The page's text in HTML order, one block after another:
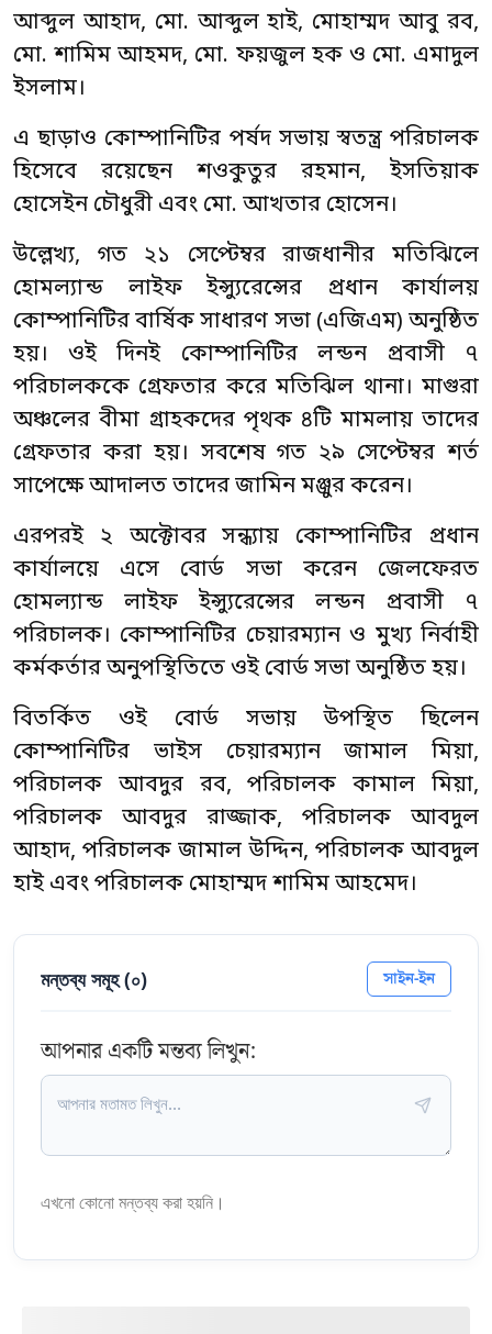
আব্দুল আহাদ, মো. আব্দুল হাই, মোহাম্মদ আবু রব,
মো. শামিম আহমদ, মো. ফয়জুল হক ও মো. এমাদুল
ইসলাম।
এ ছাড়াও কোম্পানিটির পর্ষদ সভায় স্বতন্ত্র পরিচালক
হিসেবে রয়েছেন শওকুতুর রহমান, ইসতিয়াক
হোসেইন চৌধুরী এবং মো. আখতার হোসেন।
উল্লেখ্য, গত ২১ সেপ্টেম্বর রাজধানীর মতিঝিলে
হোমল্যান্ড লাইফ ইন্স্যুরেন্সের প্রধান কার্যালয়
কোম্পানিটির বার্ষিক সাধারণ সভা (এজিএম) অনুষ্ঠিত
হয়। ওই দিনই কোম্পানিটির লন্ডন প্রবাসী ৭
পরিচালককে গ্রেফতার করে মতিঝিল থানা। মাগুরা
অঞ্চলের বীমা গ্রাহকদের পৃথক ৪টি মামলায় তাদের
গ্রেফতার করা হয়। সবশেষ গত ২৯ সেপ্টেম্বর শর্ত
সাপেক্ষে আদালত তাদের জামিন মঞ্জুর করেন।
এরপরই ২ অক্টোবর সন্ধ্যায় কোম্পানিটির প্রধান
কার্যালয়ে এসে বোর্ড সভা করেন জেলফেরত
হোমল্যান্ড লাইফ ইন্স্যুরেন্সের লন্ডন প্রবাসী ৭
পরিচালক। কোম্পানিটির চেয়ারম্যান ও মুখ্য নির্বাহী
কর্মকর্তার অনুপস্থিতিতে ওই বোর্ড সভা অনুষ্ঠিত হয়।
বিতর্কিত ওই বোর্ড সভায় উপস্থিত ছিলেন
কোম্পানিটির ভাইস চেয়ারম্যান জামাল মিয়া,
পরিচালক আবদুর রব, পরিচালক কামাল মিয়া,
পরিচালক আবদুর রাজ্জাক, পরিচালক আবদুল
আহাদ, পরিচালক জামাল উদ্দিন, পরিচালক আবদুল
হাই এবং পরিচালক মোহাম্মদ শামিম আহমেদ।
মন্তব্য সমূহ (০) সাইন-ইন
আপনার একটি মন্তব্য লিখুন:
এখনো কোনো মন্তব্য করা হয়নি।